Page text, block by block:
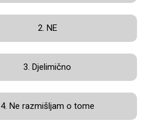
2. NE
3. Djelimično
4. Ne razmišljam o tome